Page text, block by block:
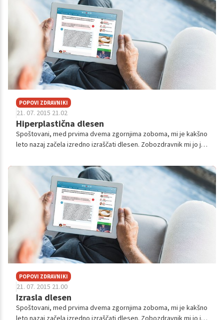
POPOVI ZDRAVNIKI
21. 07. 2015 21.02
Hiperplastična dlesen
Spoštovani, med prvima dvema zgornjima zoboma, mi je kakšno
leto nazaj začela izredno izraščati dlesen. Zobozdravnik mi jo je
postopek po...
POPOVI ZDRAVNIKI
21. 07. 2015 21.00
Izrasla dlesen
Spoštovani, med prvima dvema zgornjima zoboma, mi je kakšno
leto nazaj začela izredno izraščati dlesen. Zobozdravnik mi jo je